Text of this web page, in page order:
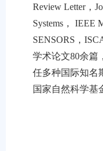
Review Letter，
Systems， IEEE
SENSORS，
学术论文80余篇
任多种国际知名
国家自然科学基